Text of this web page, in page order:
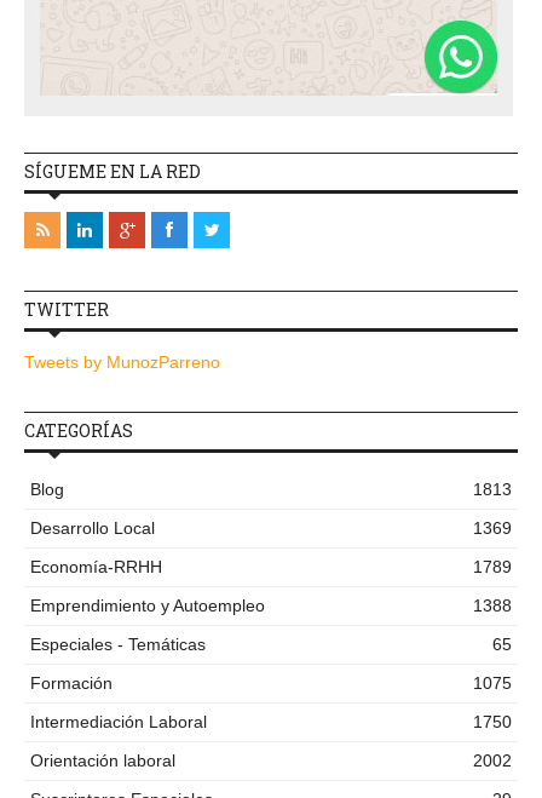
SÍGUEME EN LA RED
TWITTER
Tweets by MunozParreno
CATEGORÍAS
Blog
1813
Desarrollo Local
1369
Economía-RRHH
1789
Emprendimiento y Autoempleo
1388
Especiales - Temáticas
65
Formación
1075
Intermediación Laboral
1750
Orientación laboral
2002